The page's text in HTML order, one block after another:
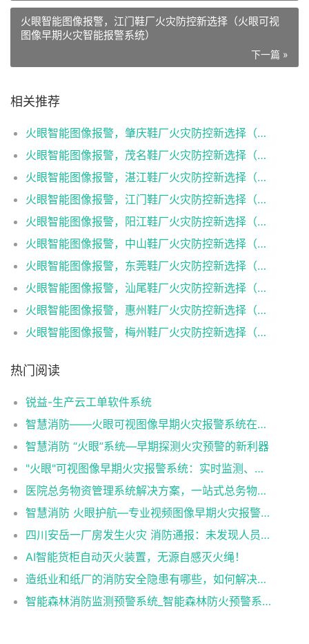
火眼智能图像报警，江门鞋厂火灾防控新选择（火眼可视
图像早期火灾智能报警系统）
下一篇 »
相关推荐
火眼智能图像报警，肇庆鞋厂火灾防控新选择（火眼可视图像早期火灾智能报警系统）
火眼智能图像报警，茂名鞋厂火灾防控新选择（火眼可视图像早期火灾智能报警系统）
火眼智能图像报警，湛江鞋厂火灾防控新选择（火眼可视图像早期火灾智能报警系统）
火眼智能图像报警，江门鞋厂火灾防控新选择（火眼可视图像早期火灾智能报警系统）
火眼智能图像报警，阳江鞋厂火灾防控新选择（火眼可视图像早期火灾智能报警系统）
火眼智能图像报警，中山鞋厂火灾防控新选择（火眼可视图像早期火灾智能报警系统）
火眼智能图像报警，东莞鞋厂火灾防控新选择（火眼可视图像早期火灾智能报警系统）
火眼智能图像报警，汕尾鞋厂火灾防控新选择（火眼可视图像早期火灾智能报警系统）
火眼智能图像报警，惠州鞋厂火灾防控新选择（火眼可视图像早期火灾智能报警系统）
火眼智能图像报警，梅州鞋厂火灾防控新选择（火眼可视图像早期火灾智能报警系统）
热门阅读
锐益-生产云工单软件系统
智慧消防——火眼可视图像早期火灾报警系统在各行业中的应用
智慧消防 “火眼”系统—早期探测火灾预警的新利器
"火眼"可视图像早期火灾报警系统：实时监测、智能预警，为您的安全保驾护航！
医院总务物资管理系统解决方案，一站式总务物资管理神器！
智慧消防 火眼护航—专业视频图像早期火灾报警系统
四川安岳一厂房发生火灾 消防通报：未发现人员伤亡（火眼可视图像早期火灾报警系统）
AI智能货柜自动灭火装置，无源自感灭火绳！
造纸业和纸厂的消防安全隐患有哪些，如何解决（火眼可视图像早期火灾报警系统解决造纸业和纸厂的消防隐患）
智能森林消防监测预警系统_智能森林防火预警系统_智能森林消防防火解决方案